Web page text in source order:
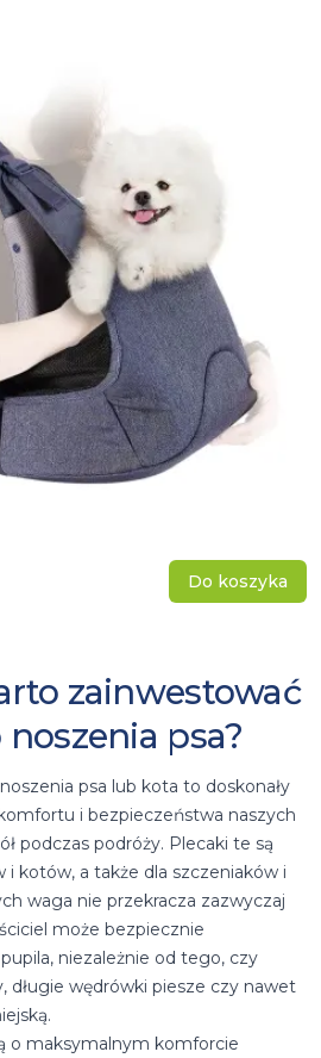
Do koszyka
zainwestować
psa?
psa lub kota to doskonały
i bezpieczeństwa naszych
podczas podróży. Plecaki te są
i kotów, a także dla szczeniaków i
waga nie przekracza zazwyczaj
może bezpiecznie
niezależnie od tego, czy
długie wędrówki piesze czy nawet
o maksymalnym komforcie